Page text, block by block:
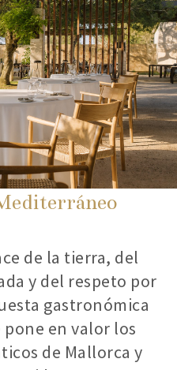
de la tierra, del
y del respeto por
gastronómica
en valor los
de Mallorca y